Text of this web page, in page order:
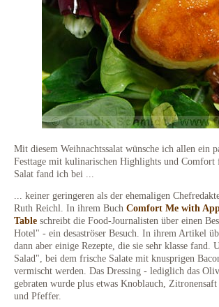
Mit diesem Weihnachtssalat wünsche ich allen ein
Festtage mit kulinarischen Highlights und
Salat fand ich bei ...
... keiner geringeren als der ehemaligen
Ruth Reichl. In ihrem Buch Comfort Me with
Table schreibt die Food-Journalisten über einen
Hotel" - ein desaströser Besuch. In ihrem Artikel
dann aber einige Rezepte, die sie sehr klasse fand.
Salad", bei dem frische Salate mit knusprigen
vermischt werden. Das Dressing - lediglich das
gebraten wurde plus etwas Knoblauch, Zitronensaft
und Pfeffer.